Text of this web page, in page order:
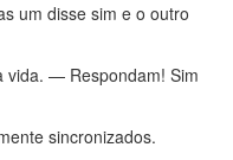
um disse sim e o outro
— Respondam! Sim
sincronizados.